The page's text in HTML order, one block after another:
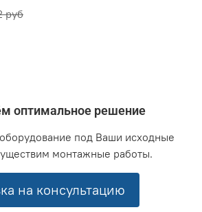
руб
оптимальное решение
под Ваши исходные
монтажные работы.
на консультацию